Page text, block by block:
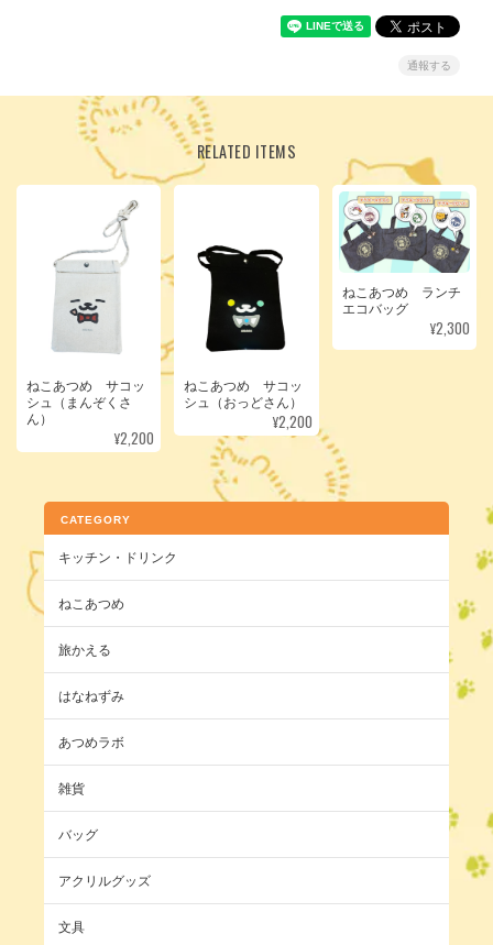
通報する
RELATED ITEMS
ねこあつめ サコッ
シュ（まんぞくさ
ん）
¥2,200
ねこあつめ サコッ
シュ（おっどさん）
¥2,200
ねこあつめ ランチ
エコバッグ
¥2,300
CATEGORY
キッチン・ドリンク
ねこあつめ
旅かえる
はなねずみ
あつめラボ
雑貨
バッグ
アクリルグッズ
文具